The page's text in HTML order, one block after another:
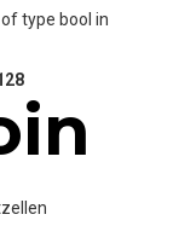
type bool in